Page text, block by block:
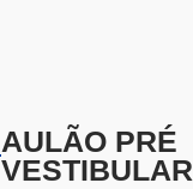
AULÃO PRÉ
VESTIBULAR